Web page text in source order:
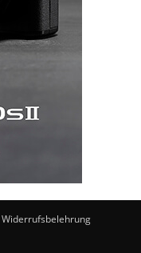
Widerrufsbelehrung